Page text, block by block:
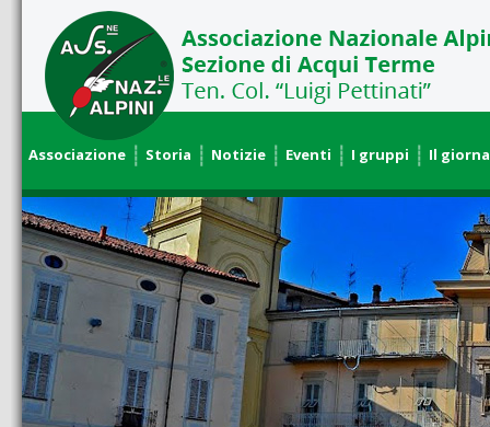
Associazione Storia Notizie Eventi I gruppi Il